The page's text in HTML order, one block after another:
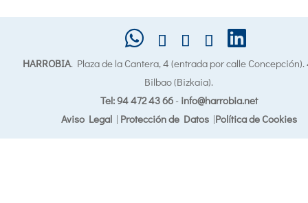
HARROBIA. Plaza de la Cantera, 4 (entrada por calle
Bilbao (Bizkaia).
Tel: 94 472 43 66- info@harrobia.net
Aviso Legal| Protección de Datos|Política de Cookies